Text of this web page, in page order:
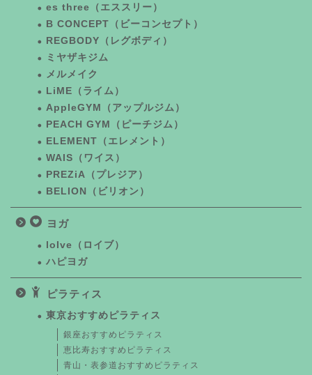
es three（エススリー）
B CONCEPT（ビーコンセプト）
REGBODY（レグボディ）
ミヤザキジム
メルメイク
LiME（ライム）
AppleGYM（アップルジム）
PEACH GYM（ピーチジム）
ELEMENT（エレメント）
WAIS（ワイス）
PREZiA（プレジア）
BELION（ビリオン）
ヨガ
loIve（ロイブ）
ハピヨガ
ピラティス
東京おすすめピラティス
銀座おすすめピラティス
恵比寿おすすめピラティス
青山・表参道おすすめピラティス